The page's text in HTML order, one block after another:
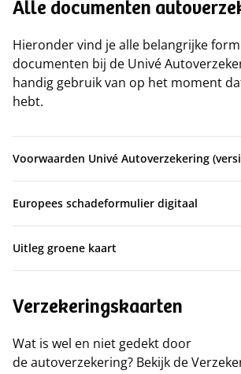
Alle documenten
Hieronder vind je alle belangrijke
documenten bij de Univé
handig gebruik van op het moment
hebt.
Voorwaarden Univé Autoverzekering
Europees schadeformulier digitaal
Uitleg groene kaart
Verzekeringskaarten
Wat is wel en niet gedekt door
de autoverzekering? Bekijk de